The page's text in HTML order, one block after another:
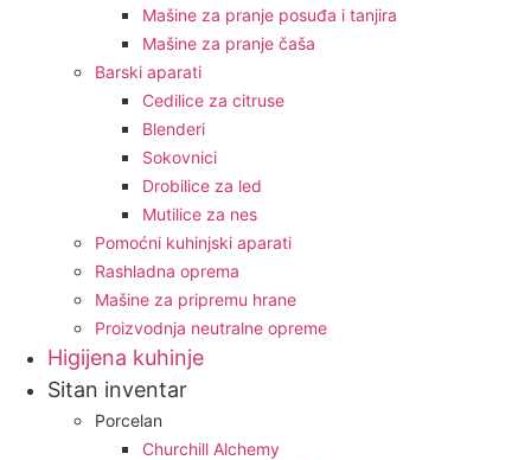
Mašine za pranje posuđa i tanjira
Mašine za pranje čaša
Barski aparati
Cedilice za citruse
Blenderi
Sokovnici
Drobilice za led
Mutilice za nes
Pomoćni kuhinjski aparati
Rashladna oprema
Mašine za pripremu hrane
Proizvodnja neutralne opreme
Higijena kuhinje
Sitan inventar
Porcelan
Churchill Alchemy